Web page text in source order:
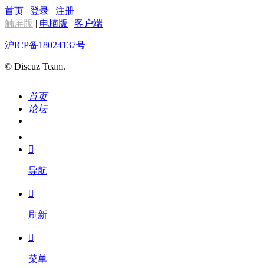
首页 | 登录 | 注册
触屏版 | 电脑版 | 客户端
沪ICP备18024137号
© Discuz Team.
首页
论坛
我的

导航

刷新

菜单